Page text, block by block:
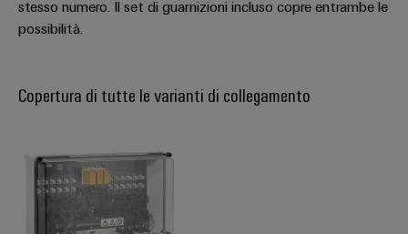
stesso numero. Il set di guarnizioni incluso copre entrambe le
possibilità.
Copertura di tutte le varianti di collegamento